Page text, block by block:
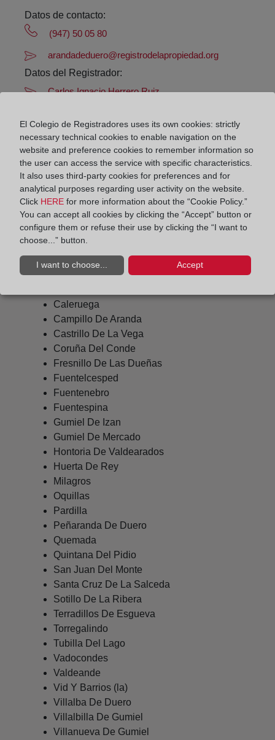
Datos de contacto:
(947) 50 05 80
arandadeduero@registrodelapropiedad.org
Datos del Registrador:
Carlos Ignacio Herrero Ruiz
dpo@corpme.es
Otros municipios incluidos en el
distrito hipotecario
Arandilla
Arauzo De Torre
Baños De Valdearados
Caleruega
Campillo De Aranda
Castrillo De La Vega
Coruña Del Conde
Fresnillo De Las Dueñas
Fuentelcesped
Fuentenebro
Fuentespina
Gumiel De Izan
Gumiel De Mercado
Hontoria De Valdearados
Huerta De Rey
Milagros
Oquillas
Pardilla
Peñaranda De Duero
Quemada
Quintana Del Pidio
San Juan Del Monte
Santa Cruz De La Salceda
Sotillo De La Ribera
Terradillos De Esgueva
Torregalindo
Tubilla Del Lago
Vadocondes
Valdeande
Vid Y Barrios (la)
Villalba De Duero
Villalbilla De Gumiel
Villanueva De Gumiel
El Colegio de Registradores uses its own cookies: strictly
necessary technical cookies to enable navigation on the
website and preference cookies to remember information so
the user can access the service with specific characteristics.
It also uses third-party cookies for preferences and for
analytical purposes regarding user activity on the website.
Click HERE for more information about the “Cookie Policy.”
You can accept all cookies by clicking the “Accept” button or
configure them or refuse their use by clicking the “I want to
choose...” button.
I want to choose... Accept